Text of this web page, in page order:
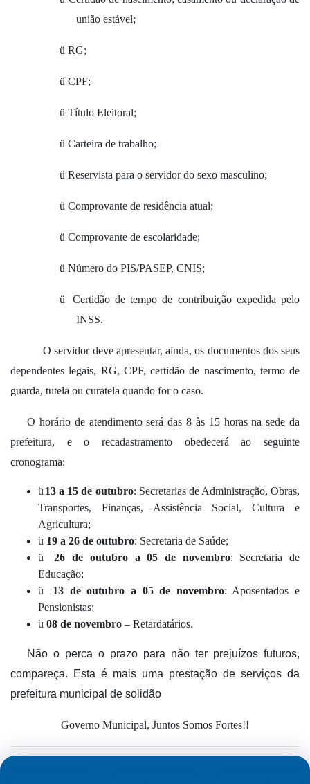
união estável;
ü RG;
ü CPF;
ü Título Eleitoral;
ü Carteira de trabalho;
ü Reservista para o servidor do sexo masculino;
ü Comprovante de residência atual;
ü Comprovante de escolaridade;
ü Número do PIS/PASEP, CNIS;
ü
Certidão de tempo de contribuição expedida pelo
INSS.
O servidor deve apresentar, ainda, os documentos dos seus
dependentes legais, RG, CPF, certidão de nascimento, termo de
guarda, tutela ou curatela quando for o caso.
O horário de atendimento será das 8 às 15 horas na sede da
prefeitura, e o recadastramento obedecerá ao seguinte
cronograma:
ü13 a 15 de outubro: Secretarias de Administração, Obras,
Transportes, Finanças, Assistência Social, Cultura e
Agricultura;
ü 19 a 26 de outubro: Secretaria de Saúde;
ü
26 de outubro a 05 de novembro: Secretaria de
Educação;
ü
13 de outubro a 05 de novembro: Aposentados e
Pensionistas;
ü 08 de novembro – Retardatários.
Não o perca o prazo para não ter prejuízos futuros,
compareça. Esta é mais uma prestação de serviços da
prefeitura municipal de solidão
Governo Municipal, Juntos Somos Fortes!!